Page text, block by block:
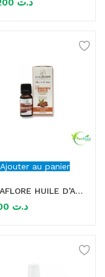
Ajouter au panier
ALMAFLORE HUILE D’AMANDE DOUCE 10ML
د.ت